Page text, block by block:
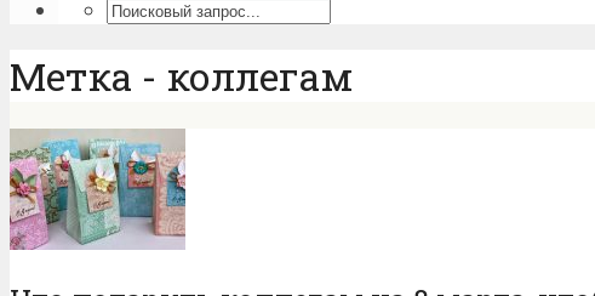
Метка - коллегам